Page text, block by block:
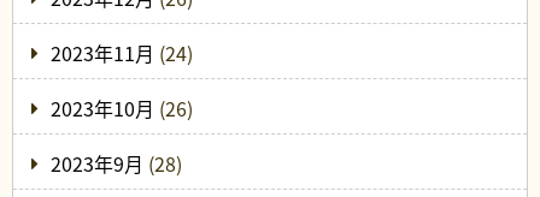
2023年11月 (24)
2023年10月 (26)
2023年9月 (28)